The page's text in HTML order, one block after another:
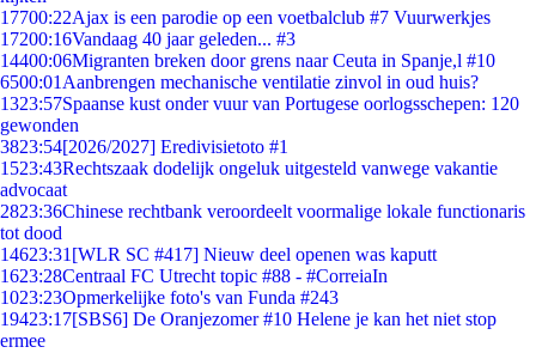
17700:22Ajax is een parodie op een voetbalclub #7 Vuurwerkjes
17200:16Vandaag 40 jaar geleden... #3
14400:06Migranten breken door grens naar Ceuta in Spanje,l #10
6500:01 Aanbrengen mechanische ventilatie zinvol in oud huis?
1323:57Spaanse kust onder vuur van Portugese oorlogsschepen: 120
gewonden
3823:54[2026/2027] Eredivisietoto #1
1523:43Rechtszaak dodelijk ongeluk uitgesteld vanwege vakantie
advocaat
2823:36Chinese rechtbank veroordeelt voormalige lokale functionaris
tot dood
14623:31 [WLR SC #417] Nieuw deel openen was kaputt
1623:28Centraal FC Utrecht topic #88 - #CorreiaIn
1023:23Opmerkelijke foto's van Funda #243
19423:17[SBS6] De Oranjezomer #10 Helene je kan het niet stop
ermee